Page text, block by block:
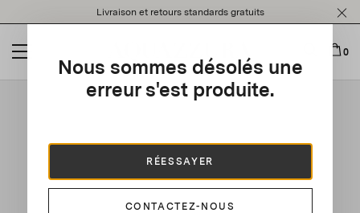
note:
website
an
Livraison et retours standards gratuits
0
Nous sommes désolés une
erreur s'est produite.
RÉESSAYER
CONTACTEZ-NOUS
This is a carousel with auto-rotating slides. Activate any of